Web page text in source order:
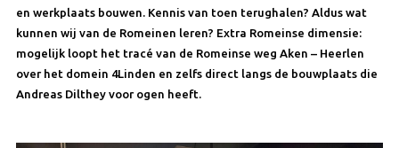
en werkplaats bouwen. Kennis van toen terughalen? Aldus wat
kunnen wij van de Romeinen leren? Extra Romeinse dimensie:
mogelijk loopt het tracé van de Romeinse weg Aken – Heerlen
over het domein 4Linden en zelfs direct langs de bouwplaats die
Andreas Dilthey voor ogen heeft.